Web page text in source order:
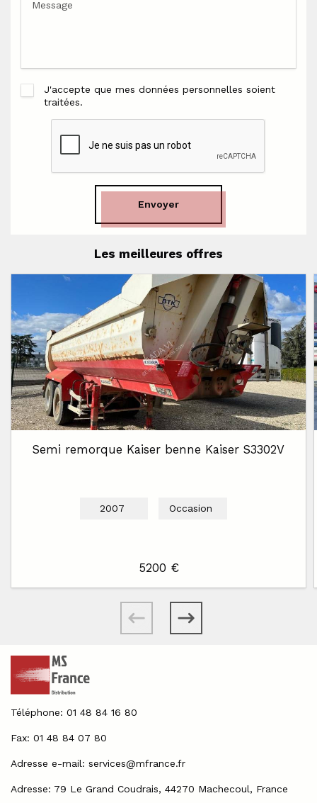
J'accepte que mes données personnelles soient
traitées.
Envoyer
Les meilleures offres
Semi remorque Kaiser benne Kaiser S3302V
2007 Occasion
5200 €
Téléphone: 01 48 84 16 80
Fax: 01 48 84 07 80
Adresse e-mail: services@mfrance.fr
Adresse: 79 Le Grand Coudrais, 44270 Machecoul, France